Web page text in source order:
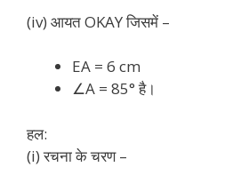
(iv) आयत OKAY जिसमें –
EA = 6 cm
∠A = 85° है।
हल:
(i) रचना के चरण –